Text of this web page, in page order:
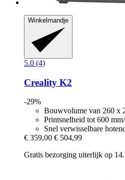
Winkelmandje
5.0 (4)
Creality K2
-29%
Bouwvolume van 260 x
Printsnelheid tot 600
Snel verwisselbare
€ 359,00 € 504,99
Gratis bezorging uiterlijk op 14.